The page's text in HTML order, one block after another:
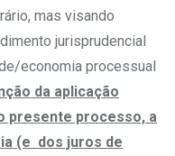
mas visando
jurisprudencial
economia processual
da aplicação
presente processo, a
(e dos juros de